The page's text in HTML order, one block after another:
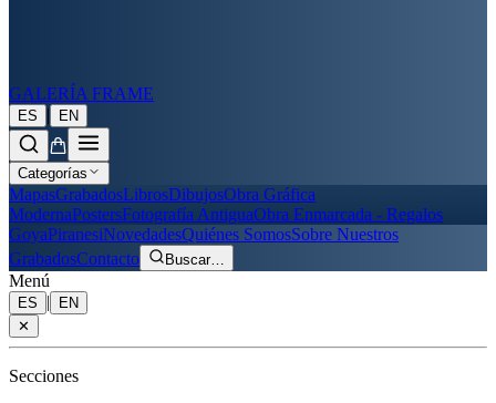
GALERÍA FRAME
ES | EN
Categorías
MapasGrabadosLibrosDibujosObra Gráfica
ModernaPostersFotografía AntiguaObra Enmarcada - Regalos
GoyaPiranesiNovedadesQuiénes SomosSobre Nuestros
GrabadosContacto Buscar…
Menú
ES |
EN
✕
Secciones